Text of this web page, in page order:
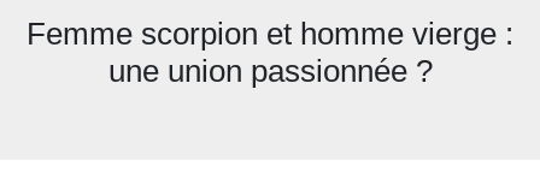
Femme scorpion et homme vierge :
une union passionnée ?